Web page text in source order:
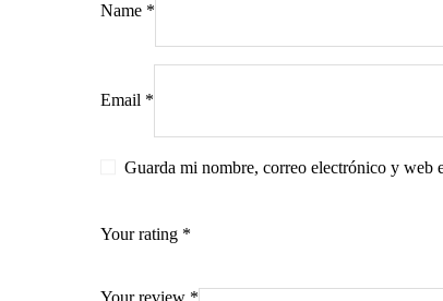
Name *
Email *
Guarda mi nombre, correo electrónico y web
Your rating *
Your review *